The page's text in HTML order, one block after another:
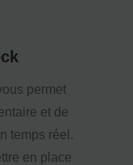
permet
et de
temps réel.
en place